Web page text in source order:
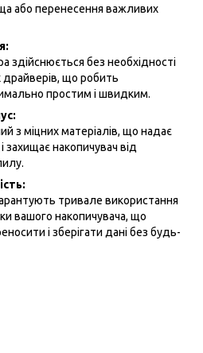
або перенесення важливих
без необхідності
що робить
простим і швидким.
з міцних матеріалів, що надає
захищає накопичувач від
тривале використання
вашого накопичувача, що
і зберігати дані без будь-